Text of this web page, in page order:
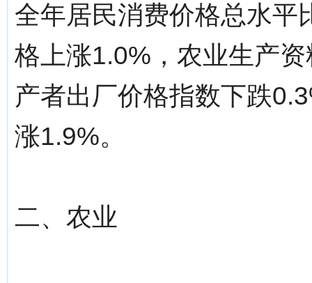
全年居民消费价格总水平
格上涨1.0%，农业生产
产者出厂价格指数下跌
涨1.9%。
二、农业